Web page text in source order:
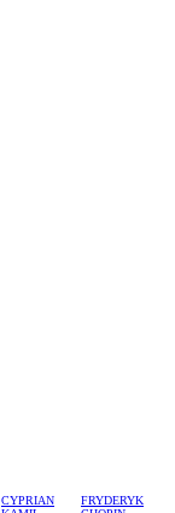
CYPRIAN
FRYDERYK